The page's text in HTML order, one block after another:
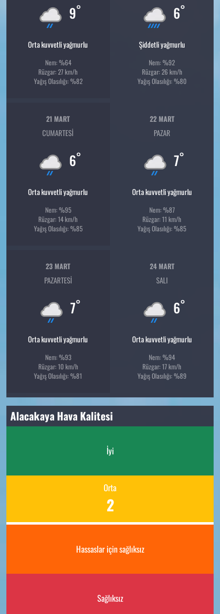
9°
Orta kuvvetli yağmurlu
Nem: %64
Rüzgar: 27 km/h
Yağış Olasılığı: %82
6°
Şiddetli yağmurlu
Nem: %92
Rüzgar: 26 km/h
Yağış Olasılığı: %80
21 MART
CUMARTESI
6°
Orta kuvvetli yağmurlu
Nem: %95
Rüzgar: 14 km/h
Yağış Olasılığı: %85
22 MART
PAZAR
7°
Orta kuvvetli yağmurlu
Nem: %87
Rüzgar: 11 km/h
Yağış Olasılığı: %85
23 MART
PAZARTESI
7°
Orta kuvvetli yağmurlu
Nem: %93
Rüzgar: 10 km/h
Yağış Olasılığı: %81
24 MART
SALI
6°
Orta kuvvetli yağmurlu
Nem: %94
Rüzgar: 17 km/h
Yağış Olasılığı: %89
Alacakaya Hava Kalitesi
İyi
Orta
2
Hassaslar için sağlıksız
Sağlıksız